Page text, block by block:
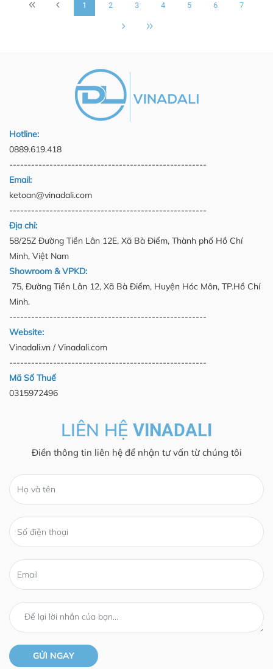
1 2 3 4 5 6 7
Hotline:
0889.619.418
------------------------------------------------------
Email:
ketoan@vinadali.com
------------------------------------------------------
Địa chỉ:
58/25Z Đường Tiền Lân 12E, Xã Bà Điểm, Thành phố Hồ Chí
Minh, Việt Nam
Showroom & VPKD:
75, Đường Tiền Lân 12, Xã Bà Điểm, Huyện Hóc Môn, TP.Hồ Chí
Minh.
------------------------------------------------------
Website:
Vinadali.vn / Vinadali.com
------------------------------------------------------
Mã Số Thuế
0315972496
LIÊN HỆ VINADALI
Điền thông tin liên hệ để nhận tư vấn từ chúng tôi